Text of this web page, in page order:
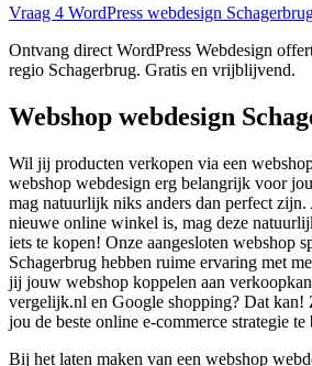
Vraag 4 WordPress webdesign
Ontvang direct WordPress Webdesign
regio Schagerbrug. Gratis en vrijblijvend.
Webshop webdesign
Wil jij producten verkopen via een
webshop webdesign erg belangrijk voor
mag natuurlijk niks anders dan perfect
nieuwe online winkel is, mag deze
iets te kopen! Onze aangesloten webshop
Schagerbrug hebben ruime ervaring met
jij jouw webshop koppelen aan
vergelijk.nl en Google shopping? Dat kan!
jou de beste online e-commerce strategie te
Bij het laten maken van een webshop